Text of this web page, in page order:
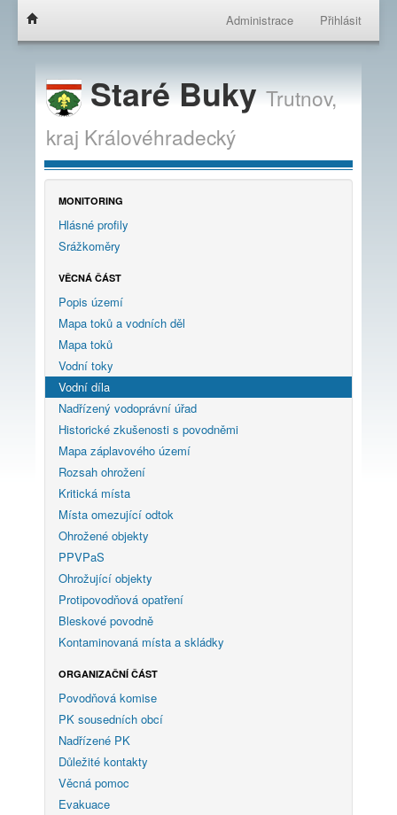
Administrace Přihlásit
Staré BukyTrutnov,
kraj Královéhradecký
MONITORING
Hlásné profily
Srážkoměry
VĚCNÁ ČÁST
Popis území
Mapa toků a vodních děl
Mapa toků
Vodní toky
Vodní díla
Nadřízený vodoprávní úřad
Historické zkušenosti s povodněmi
Mapa záplavového území
Rozsah ohrožení
Kritická místa
Místa omezující odtok
Ohrožené objekty
PPVPaS
Ohrožující objekty
Protipovodňová opatření
Bleskové povodně
Kontaminovaná místa a skládky
ORGANIZAČNÍ ČÁST
Povodňová komise
PK sousedních obcí
Nadřízené PK
Důležité kontakty
Věcná pomoc
Evakuace